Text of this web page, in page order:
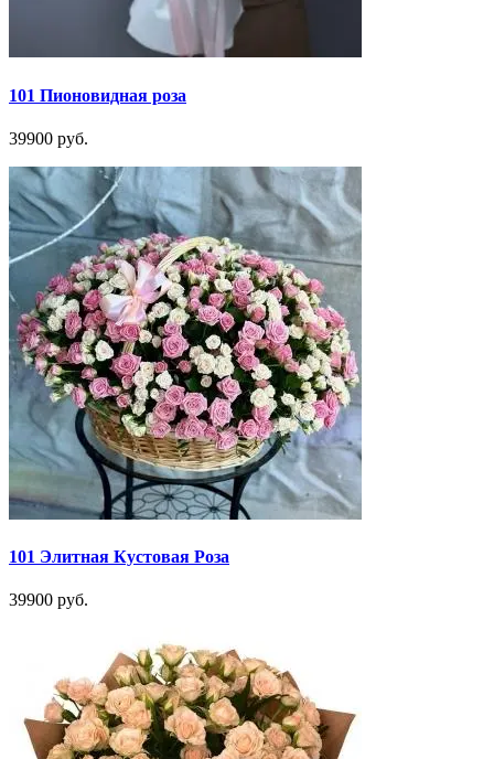
101 Пионовидная роза
39900 руб.
101 Элитная Кустовая Роза
39900 руб.